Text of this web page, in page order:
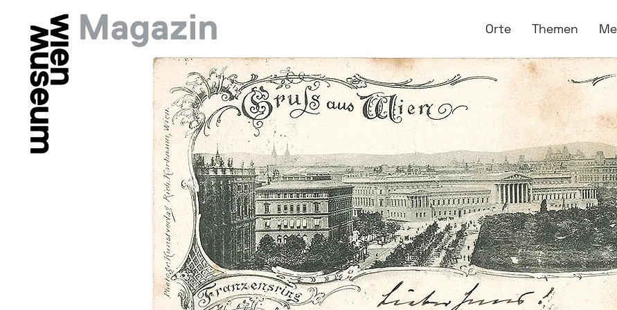
Springe zu:
Hauptmenü:
Orte Themen